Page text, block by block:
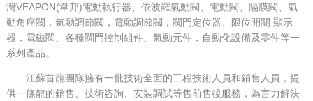
灣VEAPON(韋邦)電動執行器、依波羅氣動閥、電動閥、隔膜閥、氣
動角座閥，氣動調節閥，電動調節閥，閥門定位器、限位開關 顯示
器，電磁閥、各種閥門控制組件、氣動元件，自動化設備及零件等一
系列產品。
江蘇首龍團隊擁有一批技術全面的工程技術人員和銷售人員，提
供一條龍的銷售、技術咨詢、安裝調試等售前售後服務，為言力解決